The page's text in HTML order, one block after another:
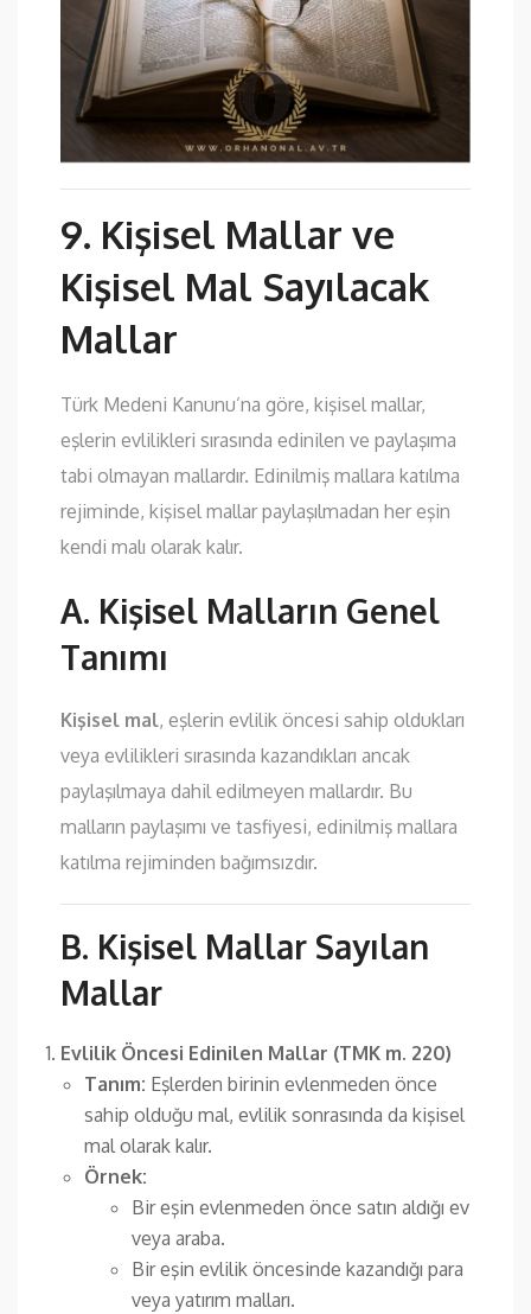
9. Kişisel Mallar ve
Kişisel Mal Sayılacak
Mallar
Türk Medeni Kanunu’na göre, kişisel mallar,
eşlerin evlilikleri sırasında edinilen ve paylaşıma
tabi olmayan mallardır. Edinilmiş mallara katılma
rejiminde, kişisel mallar paylaşılmadan her eşin
kendi malı olarak kalır.
A. Kişisel Malların Genel
Tanımı
Kişisel mal, eşlerin evlilik öncesi sahip oldukları
veya evlilikleri sırasında kazandıkları ancak
paylaşılmaya dahil edilmeyen mallardır. Bu
malların paylaşımı ve tasfiyesi, edinilmiş mallara
katılma rejiminden bağımsızdır.
B. Kişisel Mallar Sayılan
Mallar
Evlilik Öncesi Edinilen Mallar (TMK m. 220)
Tanım: Eşlerden birinin evlenmeden önce
sahip olduğu mal, evlilik sonrasında da kişisel
mal olarak kalır.
Örnek:
Bir eşin evlenmeden önce satın aldığı ev
veya araba.
Bir eşin evlilik öncesinde kazandığı para
veya yatırım malları.